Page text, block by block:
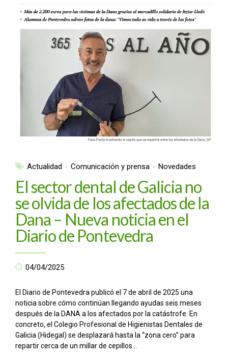
Actualidad Comunicación y prensa Novedades
El sector dental de Galicia no
se olvida de los afectados de la
Dana – Nueva noticia en el
Diario de Pontevedra
04/04/2025
El Diario de Pontevedra publicó el 7 de abril de 2025 una
noticia sobre cómo continúan llegando ayudas seis meses
después de la DANA a los afectados por la catástrofe. En
concreto, el Colegio Profesional de Higienistas Dentales de
Galicia (Hidegal) se desplazará hasta la “zona cero” para
repartir cerca de un millar de cepillos...